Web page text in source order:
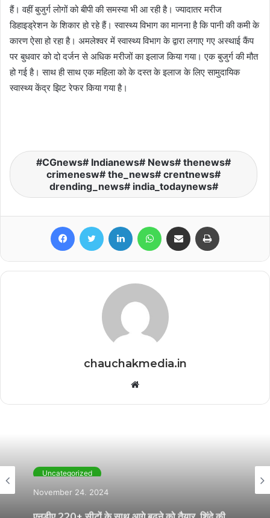
हैं। वहीं बुजुर्ग लोगों को बीपी की समस्या भी आ रही है। ज्यादातर मरीज
डिहाइड्रेशन के शिकार हो रहे हैं। स्वास्थ्य विभाग का मानना है कि पानी की कमी के
कारण ऐसा हो रहा है। अमलेश्वर में स्वास्थ्य विभाग के द्वारा लगाए गए अस्थाई कैंप
पर बुधवार को दो दर्जन से अधिक मरीजों का इलाज किया गया। एक बुजुर्ग की मौत
हो गई है। साथ ही साथ एक महिला को के दस्त के इलाज के लिए सामुदायिक
स्वास्थ्य केंद्र झिट रेफर किया गया है।
CGnews# Indianews# News# thenews#
crimenesw# the_news# crentnews#
drending_news# india_todaynews#
FacebookTwitter LinkedIn WhatsAppShare via Email
chauchakmedia.in
Website
Uncategorized
November 24, 2024
सेना ने अकेले एमवीए को हराया